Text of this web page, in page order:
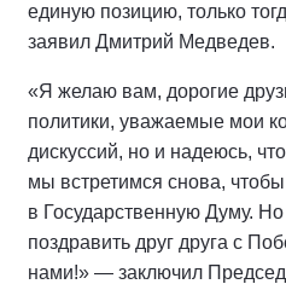
единую позицию, только
заявил Дмитрий Медведев.
«Я желаю вам, дорогие
политики, уважаемые мои
дискуссий, но и надеюсь,
мы встретимся снова,
в Государственную Думу.
поздравить друг друга с
нами!» — заключил